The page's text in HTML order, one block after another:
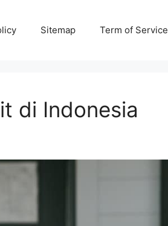
Sitemap Term of Service
di Indonesia